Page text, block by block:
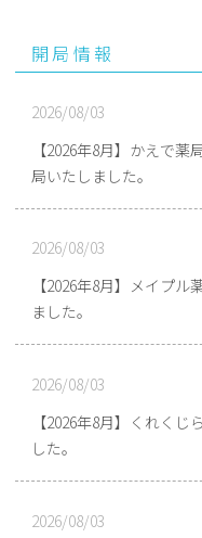
開局情報
2026/08/03
【2026年8月】かえで
局いたしました。
2026/08/03
【2026年8月】メイプ
ました。
2026/08/03
【2026年8月】くれく
した。
2026/08/03